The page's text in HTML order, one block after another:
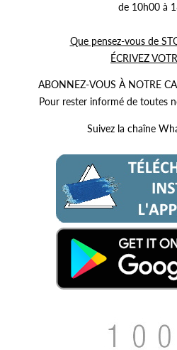
de 10h00 à
Que pensez-vous de
ÉCRIVEZ
ABONNEZ-VOUS À NOTRE
Pour rester informé de toutes
Suivez la chaîne